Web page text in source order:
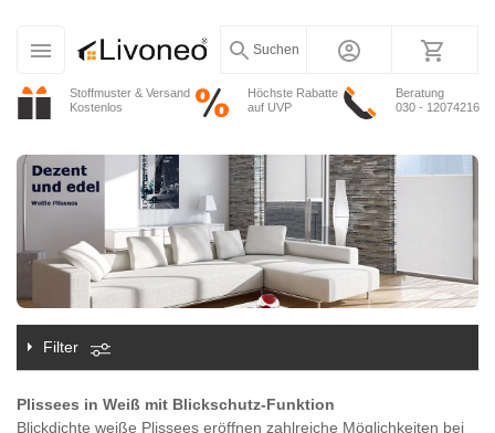
Stoffmuster & Versand
Kostenlos
Höchste Rabatte
auf UVP
Beratung
030 - 12074216
Suchen
Filter
Plissees in Weiß mit Blickschutz-Funktion
Blickdichte weiße Plissees eröffnen zahlreiche Möglichkeiten bei